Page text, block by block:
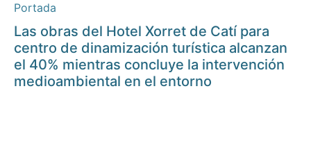
Portada
Las obras del Hotel Xorret de Catí para
centro de dinamización turística alcanzan
el 40% mientras concluye la intervención
medioambiental en el entorno